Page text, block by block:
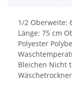
1/2 Oberweite:
Länge: 75 cm
Polyester
Bleichen Nicht